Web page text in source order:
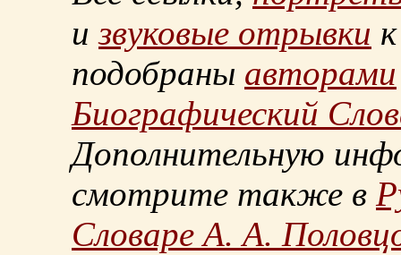
извуковые отрывки
подобраны авторами
Биографический
Дополнительную
смотрите также в
Словаре А. А.